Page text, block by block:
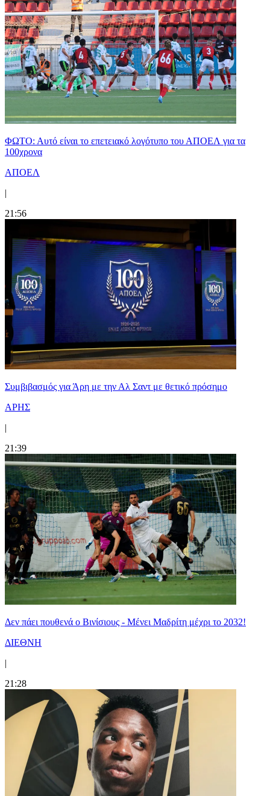
ΦΩΤΟ: Αυτό είναι το επετειακό λογότυπο του ΑΠΟΕΛ για τα
100χρονα
ΑΠΟΕΛ
|
21:56
Συμβιβασμός για Άρη με την Αλ Σαντ με θετικό πρόσημο
ΑΡΗΣ
|
21:39
Δεν πάει πουθενά ο Βινίσιους - Μένει Μαδρίτη μέχρι το 2032!
ΔΙΕΘΝΗ
|
21:28